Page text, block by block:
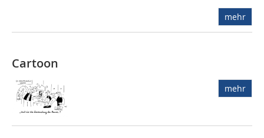
mehr
Cartoon
mehr